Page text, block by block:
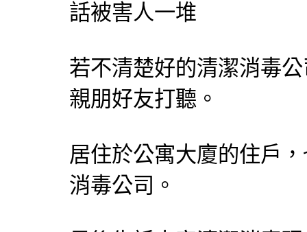
話被害人一堆
若不清楚好的清潔消毒
親朋好友打聽。
居住於公寓大廈的住戶
消毒公司 。